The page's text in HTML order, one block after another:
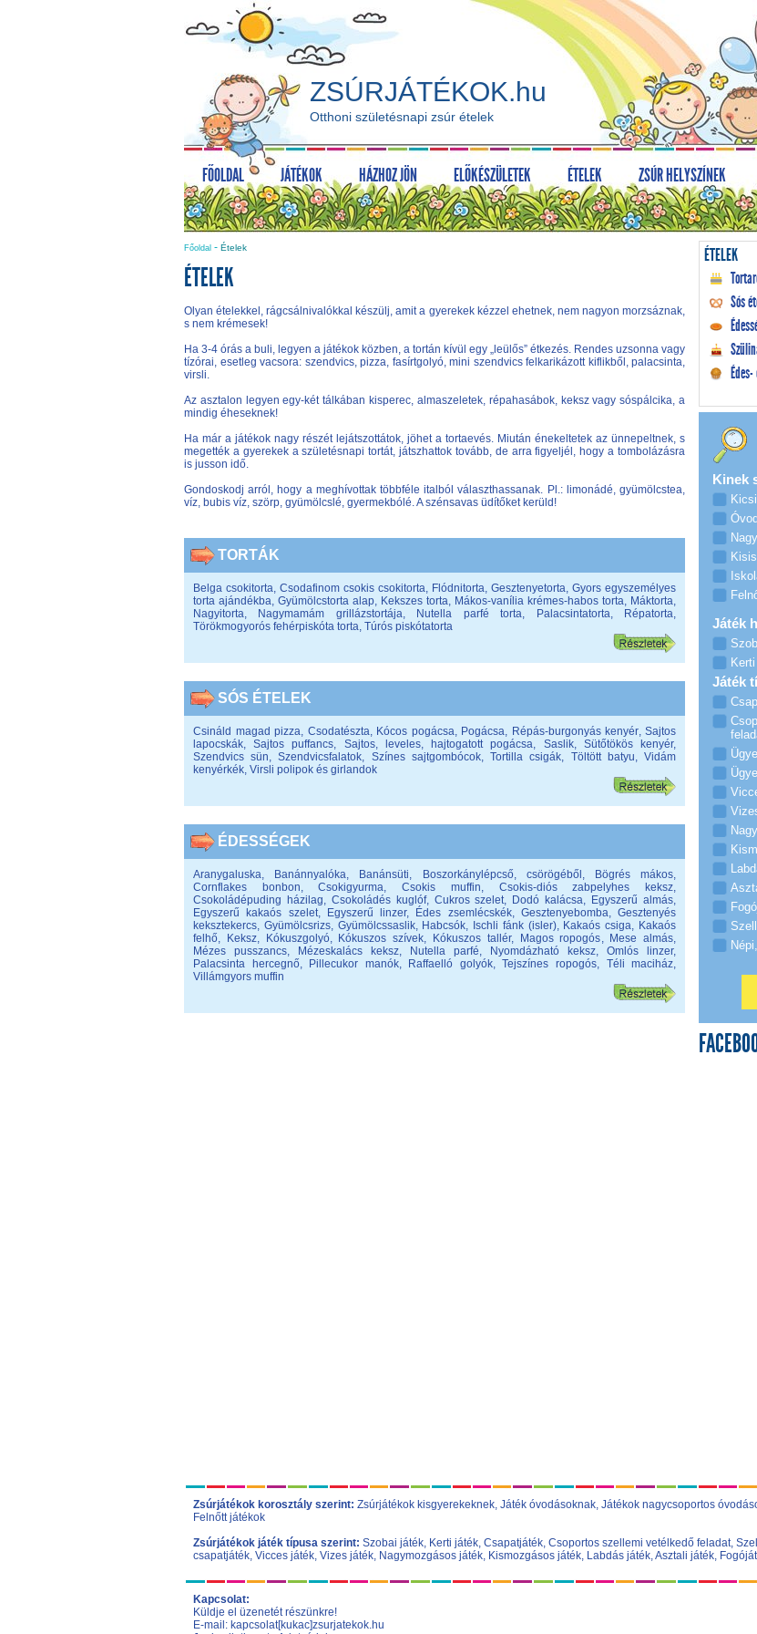
ZSÚRJÁTÉKOK.hu
Otthoni születésnapi zsúr ételek
FŐOLDAL JÁTÉKOK HÁZHOZ JÖN ELŐKÉSZÜLETEK ÉTELEK ZSÚR HELYSZÍNEK
Főoldal - Ételek
ÉTELEK
Olyan ételekkel, rágcsálnivalókkal készülj, amit a gyerekek kézzel ehetnek, nem nagyon morzsáznak,
s nem krémesek!
Ha 3-4 órás a buli, legyen a játékok közben, a tortán kívül egy „leülős” étkezés. Rendes uzsonna vagy
tízórai, esetleg vacsora: szendvics, pizza, fasírtgolyó, mini szendvics felkarikázott kiflikből, palacsinta,
virsli.
Az asztalon legyen egy-két tálkában kisperec, almaszeletek, répahasábok, keksz vagy sóspálcika, a
mindig éheseknek!
Ha már a játékok nagy részét lejátszottátok, jöhet a tortaevés. Miután énekeltetek az ünnepeltnek, s
megették a gyerekek a születésnapi tortát, játszhattok tovább, de arra figyeljél, hogy a tombolázásra
is jusson idő.
Gondoskodj arról, hogy a meghívottak többféle italból választhassanak. Pl.: limonádé, gyümölcstea,
víz, bubis víz, szörp, gyümölcslé, gyermekbólé. A szénsavas üdítőket kerüld!
TORTÁK
Belga csokitorta, Csodafinom csokis csokitorta, Flódnitorta, Gesztenyetorta, Gyors egyszemélyes
torta ajándékba, Gyümölcstorta alap, Kekszes torta, Mákos-vanília krémes-habos torta, Máktorta,
Nagyitorta, Nagymamám grillázstortája, Nutella parfé torta, Palacsintatorta, Répatorta,
Törökmogyorós fehérpiskóta torta, Túrós piskótatorta
SÓS ÉTELEK
Csináld magad pizza, Csodatészta, Kócos pogácsa, Pogácsa, Répás-burgonyás kenyér,Sajtos
lapocskák,Sajtos puffancs, Sajtos, leveles, hajtogatott pogácsa, Saslik, Sütőtökös kenyér,
Szendvics sün,Szendvicsfalatok, Színes sajtgombócok,Tortilla csigák, Töltött batyu,Vidám
kenyérkék, Virsli polipok és girlandok
ÉDESSÉGEK
Aranygaluska, Banánnyalóka, Banánsüti, Boszorkánylépcső, csörögéből , Bögrés mákos,
Cornflakes bonbon,Csokigyurma,Csokis muffin, Csokis-diós zabpelyhes keksz,
Csokoládépuding házilag, Csokoládés kuglóf, Cukros szelet, Dodó kalácsa, Egyszerű almás,
Egyszerű kakaós szelet, Egyszerű linzer, Édes zsemlécskék, Gesztenyebomba, Gesztenyés
keksztekercs, Gyümölcsrizs, Gyümölcssaslik, Habcsók, Ischli fánk (isler), Kakaós csiga, Kakaós
felhő, Keksz, Kókuszgolyó, Kókuszos szívek, Kókuszos tallér, Magos ropogós, Mese almás,
Mézes pusszancs, Mézeskalács keksz, Nutella parfé, Nyomdázható keksz, Omlós linzer,
Palacsinta hercegnő, Pillecukor manók, Raffaelló golyók,Tejszínes ropogós, Téli maciház,
Villámgyors muffin
ÉTELEK
Sós
Kinek
Játék
Játék
Zsúrjátékok korosztály szerint: Zsúrjátékok kisgyerekeknek, Játék óvodásoknak, Játékok nagycsoportos
Felnőtt játékok
Zsúrjátékok játék típusa szerint: Szobai játék, Kerti játék, Csapatjáték, Csoportos szellemi vetélkedő feladat,
csapatjáték, Vicces játék, Vizes játék, Nagymozgásos játék, Kismozgásos játék, Labdás játék,Asztali játék,
Kapcsolat:
Küldje el üzenetét részünkre!
E-mail: kapcsolat[kukac]zsurjatekok.hu